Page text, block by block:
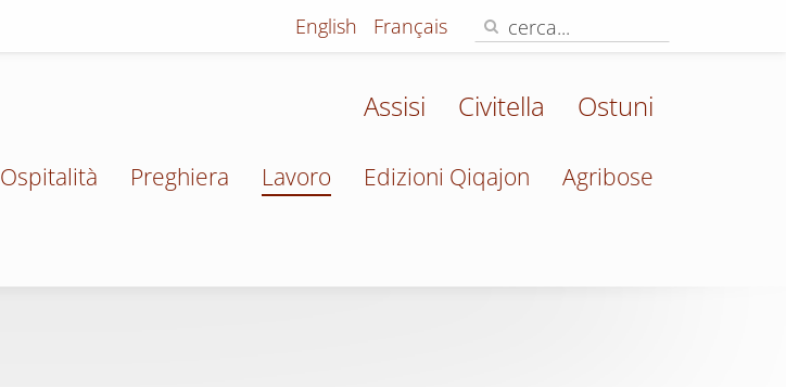
English Français
Assisi Civitella Ostuni
Ospitalità Preghiera Lavoro Edizioni Qiqajon Agribose